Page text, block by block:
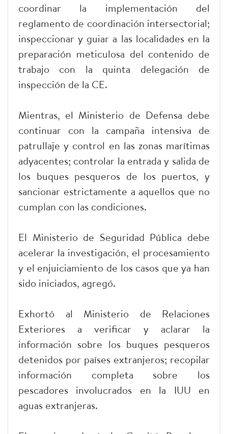
coordinar la implementación del
reglamento de coordinación intersectorial;
inspeccionar y guiar a las localidades en la
preparación meticulosa del contenido de
trabajo con la quinta delegación de
inspección de la CE.
Mientras, el Ministerio de Defensa debe
continuar con la campaña intensiva de
patrullaje y control en las zonas marítimas
adyacentes; controlar la entrada y salida de
los buques pesqueros de los puertos, y
sancionar estrictamente a aquellos que no
cumplan con las condiciones.
El Ministerio de Seguridad Pública debe
acelerar la investigación, el procesamiento
y el enjuiciamiento de los casos que ya han
sido iniciados, agregó.
Exhortó al Ministerio de Relaciones
Exteriores a verificar y aclarar la
información sobre los buques pesqueros
detenidos por países extranjeros; recopilar
información completa sobre los
pescadores involucrados en la IUU en
aguas extranjeras.